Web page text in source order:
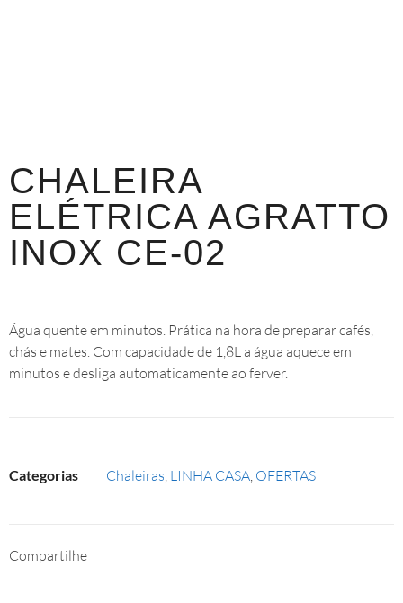
CHALEIRA
ELÉTRICA AGRATTO
INOX CE-02
Água quente em minutos. Prática na hora de preparar cafés,
chás e mates. Com capacidade de 1,8L a água aquece em
minutos e desliga automaticamente ao ferver.
Categorias Chaleiras LINHA CASA OFERTAS
Compartilhe